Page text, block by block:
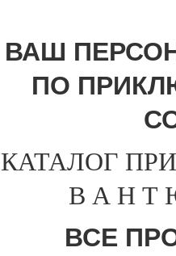
ВАШ
ПО
КАТАЛОГ
В А Н Т
ВСЕ